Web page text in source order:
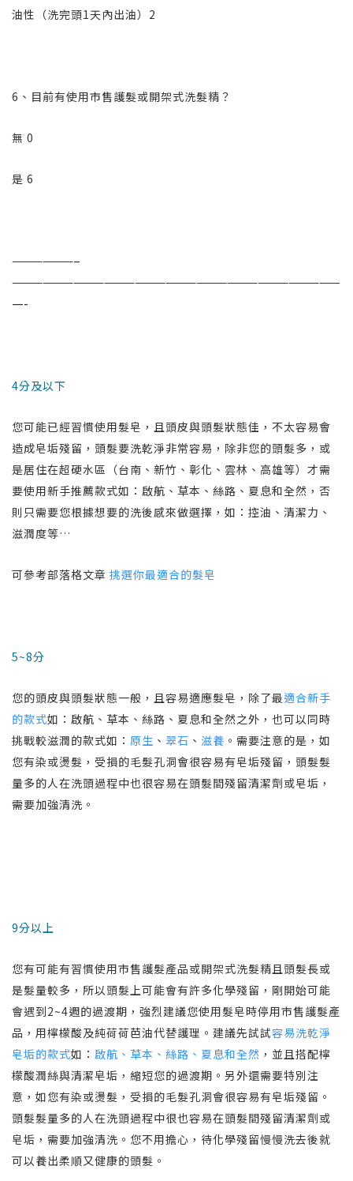
油性（洗完頭1天內出油）2
6、目前有使用市售護髮或開架式洗髮精？
無 0
是 6
——————–
————————————————————————————————
—-
4分及以下
您可能已經習慣使用髮皂，且頭皮與頭髮狀態佳，不太容易會
造成皂垢殘留，頭髮要洗乾淨非常容易，除非您的頭髮多，或
是居住在超硬水區（台南、新竹、彰化、雲林、高雄等）才需
要使用新手推薦款式如：啟航、草本、絲路、夏息和全然，否
則只需要您根據想要的洗後感來做選擇，如：控油、清潔力、
滋潤度等…
可參考部落格文章 挑選你最適合的髮皂
5~8分
您的頭皮與頭髮狀態一般，且容易適應髮皂，除了最適合新手
的款式如：啟航、草本、絲路、夏息和全然之外，也可以同時
挑戰較滋潤的款式如： 原生 、 翠石 、 滋養 。需要注意的是，如
您有染或燙髮，受損的毛髮孔洞會很容易有皂垢殘留，頭髮髮
量多的人在洗頭過程中也很容易在頭髮間殘留清潔劑或皂垢，
需要加強清洗。
9分以上
您有可能有習慣使用市售護髮產品或開架式洗髮精且頭髮長或
是髮量較多，所以頭髮上可能會有許多化學殘留，剛開始可能
會遇到2~4週的過渡期，強烈建議您使用髮皂時停用市售護髮產
品，用檸檬酸及純荷荷芭油代替護理。建議先試試容易洗乾淨
皂垢的款式如： 啟航、草本、絲路、夏息和全然 ，並且搭配檸
檬酸潤絲與清潔皂垢，縮短您的過渡期。另外還需要特別注
意，如您有染或燙髮，受損的毛髮孔洞會很容易有皂垢殘留。
頭髮髮量多的人在洗頭過程中很也容易在頭髮間殘留清潔劑或
皂垢，需要加強清洗。您不用擔心，待化學殘留慢慢洗去後就
可以養出柔順又健康的頭髮。